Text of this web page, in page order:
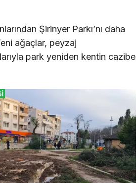
Şirinyer Parkı’nı daha
ağaçlar, peyzaj
park yeniden kentin cazibe